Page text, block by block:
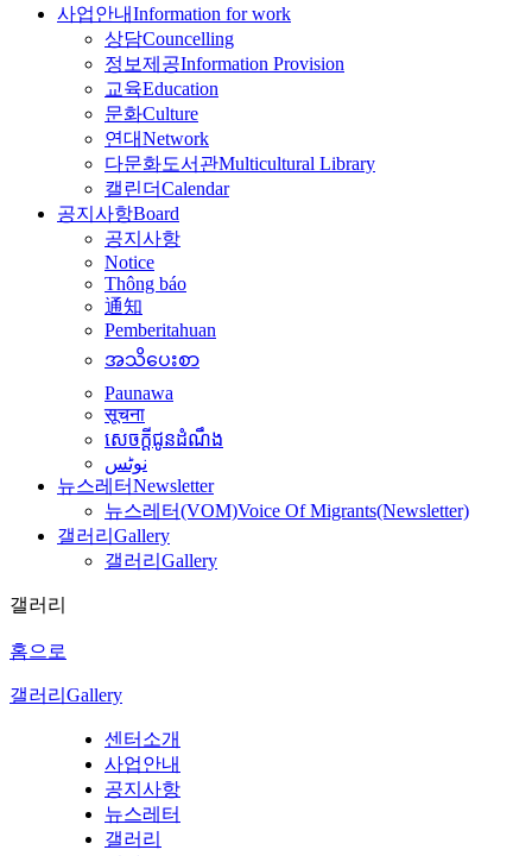
사업안내Information for work
상담Councelling
정보제공Information Provision
교육Education
문화Culture
연대Network
다문화도서관Multicultural Library
캘린더Calendar
공지사항Board
공지사항
Notice
Thông báo
通知
Pemberitahuan
အသိပေးစာ
Paunawa
सूचना
សេចក្តីជូនដំណឹង
نوٹس
뉴스레터Newsletter
뉴스레터(VOM)Voice Of Migrants(Newsletter)
갤러리 Gallery
갤러리 Gallery
갤러리
홈으로
갤러리 Gallery
센터소개
사업안내
공지사항
뉴스레터
갤러리